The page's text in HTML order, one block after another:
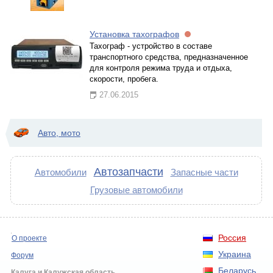
Установка тахографов
Тахограф - устройство в составе
транспортного средства, предназначенное
для контроля режима труда и отдыха,
скорости, пробега.
27.06.2015
Авто, мото
Автомобили Автозапчасти
Запасные части
Грузовые автомобили
Россия
Украина
Беларусь
О проекте
Форум